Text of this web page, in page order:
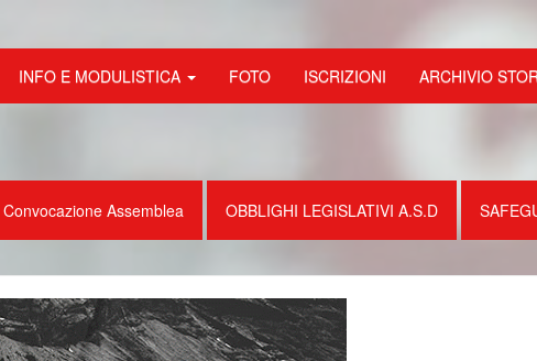
INFO E MODULISTICA FOTO ISCRIZIONI ARCHIVIO
Convocazione Assemblea OBBLIGHI LEGISLATIVI A.S.D